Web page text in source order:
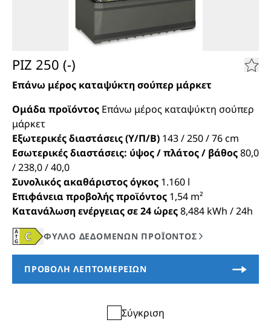
PIZ 250 (-)
Επάνω μέρος καταψύκτη σούπερ μάρκετ
Ομάδα προϊόντος Επάνω μέρος καταψύκτη σούπερ
μάρκετ
Εξωτερικές διαστάσεις (Υ/Π/Β) 143 / 250 / 76cm
Εσωτερικές διαστάσεις: ύψος / πλάτος / βάθος80,0
/ 238,0 / 40,0
Συνολικός ακαθάριστος όγκος 1.160 l
Επιφάνεια προβολής προϊόντος 1,54 m²
Κατανάλωση ενέργειας σε 24 ώρες8,484 kWh / 24h
Σύγκριση